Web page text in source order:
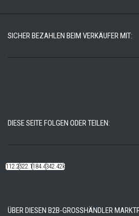
SICHER BEZAHLEN BEIM VERKÄUFER MIT:
DIESE SEITE FOLGEN ODER TEILEN:
112.22k522.14k184.48k342.42k
ÜBER DIESEN B2B-GROSSHÄNDLER